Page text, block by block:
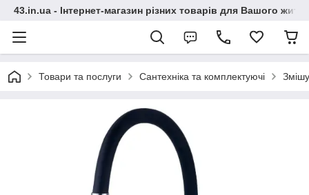
43.in.ua - Інтернет-магазин різних товарів для Вашого
Товари та послуги Сантехніка та комплектуючі